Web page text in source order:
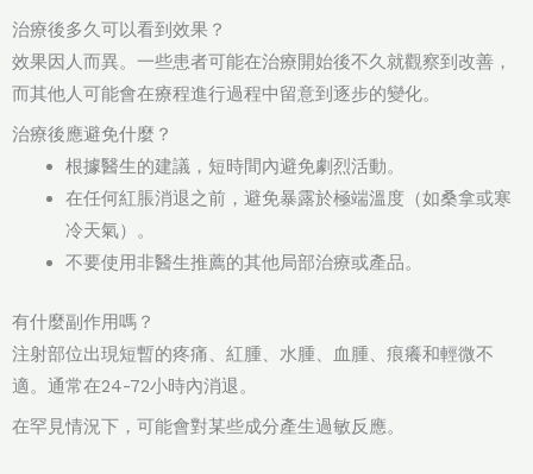
治療後多久可以看到效果？
效果因人而異。一些患者可能在治療開始後不久就觀察到改善，
而其他人可能會在療程進行過程中留意到逐步的變化。
治療後應避免什麼？
根據醫生的建議，短時間內避免劇烈活動。
在任何紅脹消退之前，避免暴露於極端溫度（如桑拿或寒
冷天氣）。
不要使用非醫生推薦的其他局部治療或產品。
有什麼副作用嗎？
注射部位出現短暫的疼痛、紅腫、水腫、血腫、痕癢和輕微不
適。通常在24-72小時內消退。
在罕見情況下，可能會對某些成分產生過敏反應。